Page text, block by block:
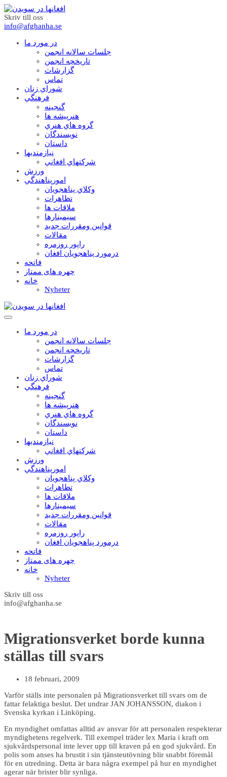
Skriv till oss
info@afghanha.se
در مورد ما
جلسات سالانه انجمن
تاریخچه انجمن
گزارشات
تماس
شوراي زنان
فرهنگي
گنجينه
هنرپيشه ها
گروه هاي هنري
نويسندگان
داستان
نيازمنديها
شرکتهاي افغاني
ورزش
امورپناهندگي
وکلاي پناهجويان
تظاهرات
ملاقات ها
سيمينارها
قوانين ومقررات جديد
مقالات
راپور روزمره
درمورد پناهجويان افغان
فاتحه
چهره های ممتاز
خانه
Nyheter
در مورد ما
جلسات سالانه انجمن
تاریخچه انجمن
گزارشات
تماس
شوراي زنان
فرهنگي
گنجينه
هنرپيشه ها
گروه هاي هنري
نويسندگان
داستان
نيازمنديها
شرکتهاي افغاني
ورزش
امورپناهندگي
وکلاي پناهجويان
تظاهرات
ملاقات ها
سيمينارها
قوانين ومقررات جديد
مقالات
راپور روزمره
درمورد پناهجويان افغان
فاتحه
چهره های ممتاز
خانه
Nyheter
Skriv till oss
info@afghanha.se
Migrationsverket borde kunna
ställas till svars
18 februari, 2009
Varför ställs inte personalen på Migrationsverket till svars om de
fattar felaktiga beslut. Det undrar JAN JOHANSSON, diakon i
Svenska kyrkan i Linköping.
En myndighet omfattas alltid av ansvar för att personalen respekterar
myndighetens regelverk. Till exempel träder lex Maria i kraft om
sjukvårdspersonal inte lever upp till kraven på en god sjukvård. En
polis som anses ha brustit i sin tjänsteutövning blir snabbt föremål
för en utredning. Detta är bara några exempel på hur en myndighet
agerar när brister blir synliga.